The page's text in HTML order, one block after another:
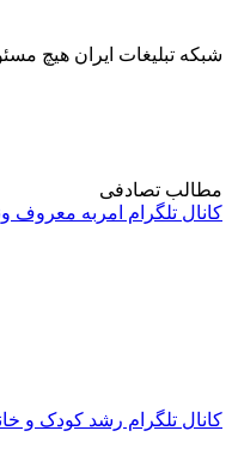
شبکه تبلیغات ایران هیچ
مطالب تصادفی
کانال تلگرام امربه معروف
کانال تلگرام رشد کودک و